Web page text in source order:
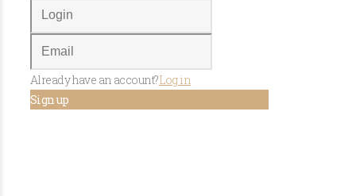
Already have an account?Log in
Sign up